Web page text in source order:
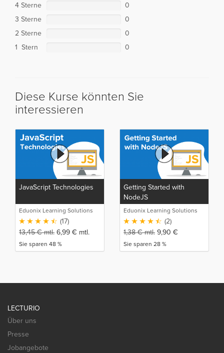
4 Sterne
0
3 Sterne
0
2 Sterne
0
1 Stern
0
Diese Kurse könnten Sie
interessieren
JavaScript Technologies
Eduonix Learning Solutions
(17)
13,45€mtl. 6,99 € mtl.
Sie sparen 48 %
Getting Started with
NodeJS
Eduonix Learning Solutions
(2)
1,38€mtl. 9,90 €
Sie sparen 28 %
LECTURIO
Über uns
Presse
Jobangebote